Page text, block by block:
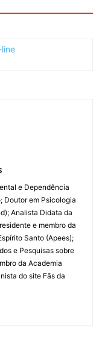
e Dependência
Doutor em Psicologia
Analista Didata da
e membro da
Santo (Apees);
e Pesquisas sobre
da Academia
do site Fãs da